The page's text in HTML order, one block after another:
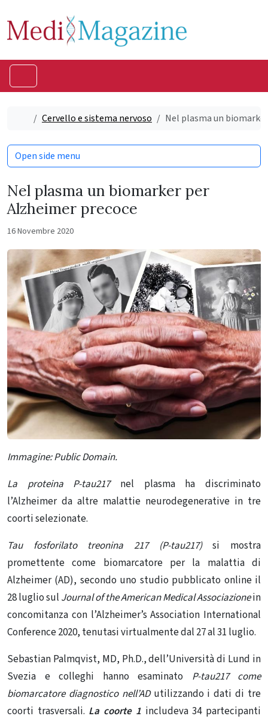
Home
Cervello e sistema nervoso Nel plasma un
Nel plasma un biomarker per
Alzheimer precoce
16 Novembre 2020
Immagine: Public Domain.
La proteina P-tau217nel plasma ha discriminato
l’Alzheimer da altre malattie neurodegenerative in tre
coorti selezionate.
Tau fosforilato treonina 217 (P-tau217)si mostra
promettente come biomarcatore per la malattia di
Alzheimer (AD), secondo uno studio pubblicato online il
28 luglio sul Journal of the American Medical Associazionein
concomitanza con l’Alzheimer’s Association International
Conference 2020, tenutasi virtualmente dal 27 al 31 luglio.
Sebastian Palmqvist, MD, Ph.D., dell’Università di Lund in
Svezia e colleghi hanno esaminato P-tau217 come
biomarcatore diagnostico nell’ADutilizzando i dati di tre
coorti trasversali. La coorte 1includeva 34 partecipanti
Open side menu